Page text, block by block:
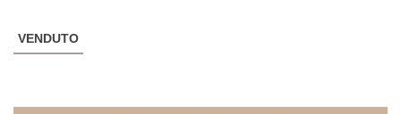
VENDUTO